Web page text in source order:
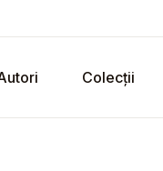
Colecții